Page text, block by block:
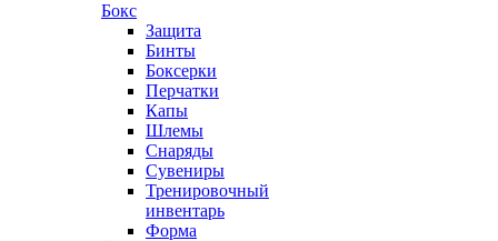
Бокс
Защита
Бинты
Боксерки
Перчатки
Капы
Шлемы
Снаряды
Сувениры
Тренировочный
инвентарь
Форма